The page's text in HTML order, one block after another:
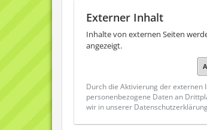
Externer Inhalt
Inhalte von externen Seiten
angezeigt.
Durch die Aktivierung der externen
personenbezogene Daten an
wir in unserer